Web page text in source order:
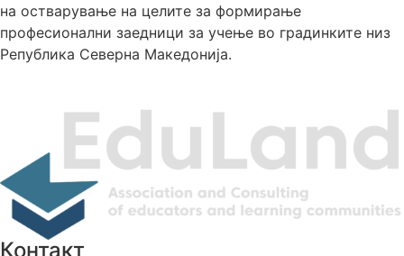
на остварување на целите за формирање
професионални заедници за учење во градинките низ
Република Северна Македонија.
Контакт